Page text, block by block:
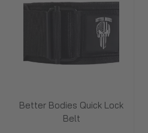
Better Bodies Quick Lock
Belt